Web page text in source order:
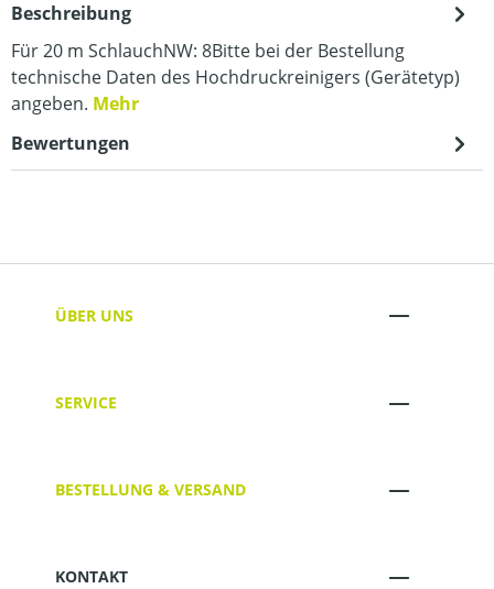
Beschreibung
Für 20 m SchlauchNW: 8Bitte bei der Bestellung
technische Daten des Hochdruckreinigers (Gerätetyp)
angeben. Mehr
Bewertungen
ÜBER UNS
SERVICE
BESTELLUNG & VERSAND
KONTAKT